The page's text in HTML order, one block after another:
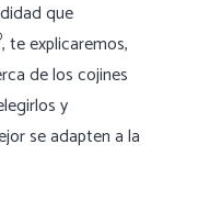
que
, te explicaremos,
de los cojines
y
se adapten a la